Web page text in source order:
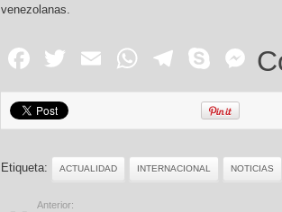
venezolanas.
Facebook
Twitter
EmailWhatsApp
Etiqueta: ACTUALIDAD INTERNACIONAL NOTICIAS
Anterior: